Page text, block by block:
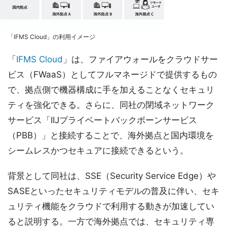
「IFMS Cloud」の利用イメージ
「 IFMS Cloud 」は、ファイアウォールをクラウドサー
ビス（FWaaS）としてフルマネージドで提供するもの
で、拠点側で機器構成に手を加えることなくセキュリ
ティを強化できる。さらに、同社の閉域ネットワーク
サービス「IIJプライベートバックボーンサービス
（PBB）」と接続することで、海外拠点と国内環境を
シームレスかつセキュアに接続できるという。
背景として同社は、SSE（Security Service Edge）や
SASEといったセキュリティモデルの普及に伴い、セキ
ュリティ機能をクラウドで利用する動きが加速してい
ると説明する。一方で海外拠点では、セキュリティ専